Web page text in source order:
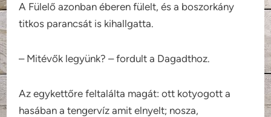
A Fülelő azonban éberen fülelt, és a boszorkány
titkos parancsát is kihallgatta.
– Mitévők legyünk? – fordult a Dagadthoz.
Az egykettőre feltalálta magát: ott kotyogott a
hasában a tengervíz amit elnyelt; nosza,